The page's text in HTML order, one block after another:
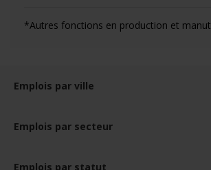
*Autres fonctions en production et
Emplois par ville
Emplois par secteur
Emplois par statut